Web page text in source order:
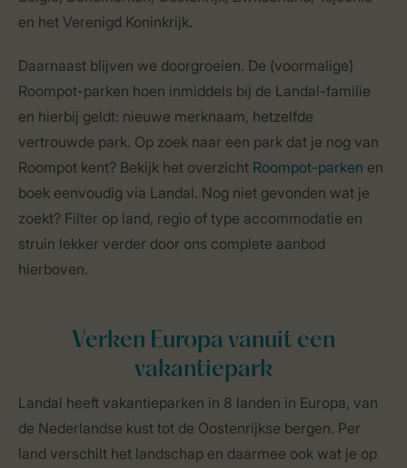
en het Verenigd Koninkrijk.
Daarnaast blijven we doorgroeien. De (voormalige)
Roompot-parken hoen inmiddels bij de Landal-familie
en hierbij geldt: nieuwe merknaam, hetzelfde
vertrouwde park. Op zoek naar een park dat je nog van
Roompot kent? Bekijk het overzicht Roompot-parken en
boek eenvoudig via Landal. Nog niet gevonden wat je
zoekt? Filter op land, regio of type accommodatie en
struin lekker verder door ons complete aanbod
hierboven.
Verken Europa vanuit een
vakantiepark
Landal heeft vakantieparken in 8 landen in Europa, van
de Nederlandse kust tot de Oostenrijkse bergen. Per
land verschilt het landschap en daarmee ook wat je op